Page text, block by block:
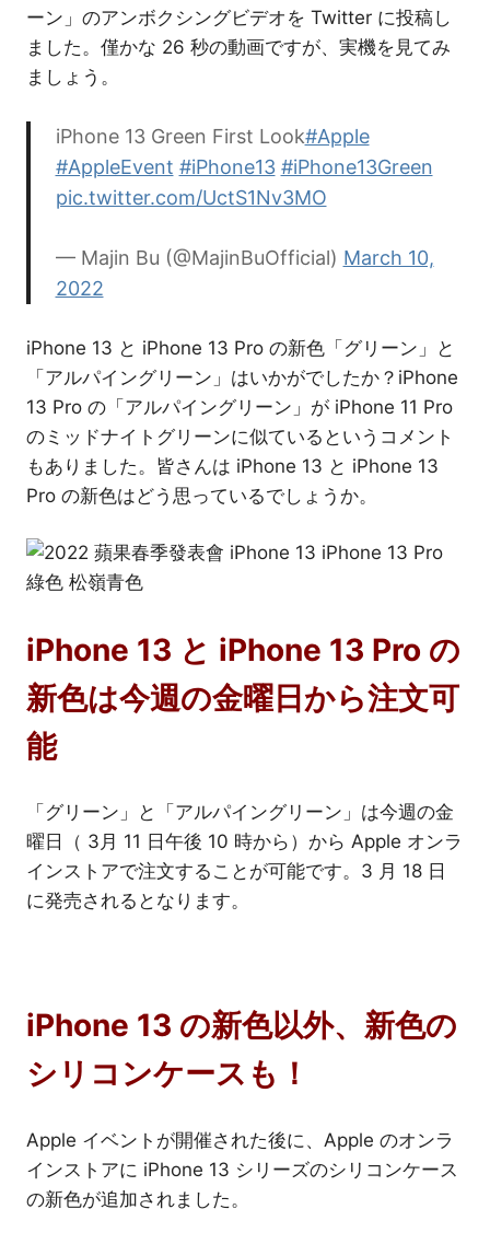
ーン」のアンボクシングビデオを Twitter に投稿し
ました。僅かな 26 秒の動画ですが、実機を見てみ
ましょう。
iPhone 13 Green First Look#Apple
#AppleEvent #iPhone13 #iPhone13Green
pic.twitter.com/UctS1Nv3MO
— Majin Bu (@MajinBuOfficial) March 10,
2022
iPhone 13 と iPhone 13 Pro の新色「グリーン」と
「アルパイングリーン」はいかがでしたか？iPhone
13 Pro の「アルパイングリーン」が iPhone 11 Pro
のミッドナイトグリーンに似ているというコメント
もありました。皆さんは iPhone 13 と iPhone 13
Pro の新色はどう思っているでしょうか。
iPhone 13 と iPhone 13 Pro の
新色は今週の金曜日から注文可
能
「グリーン」と「アルパイングリーン」は今週の金
曜日（ 3月 11 日午後 10 時から）から Apple オンラ
インストアで注文することが可能です。3 月 18 日
に発売されるとなります。
iPhone 13 の新色以外、新色の
シリコンケースも！
Apple イベントが開催された後に、Apple のオンラ
インストアに iPhone 13 シリーズのシリコンケース
の新色が追加されました。